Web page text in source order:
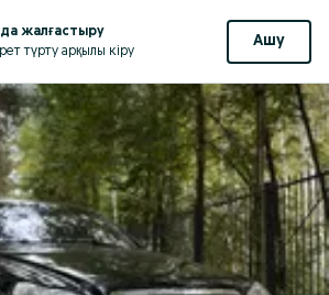
жалғастыру
түрту арқылы кіру
Ашу